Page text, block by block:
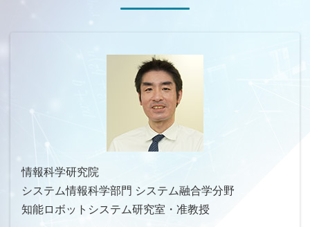
情報科学研究院
システム情報科学部門 システム融合学分野
知能ロボットシステム研究室・准教授